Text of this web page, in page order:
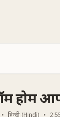
होम
• हिन्दी (Hindi) •